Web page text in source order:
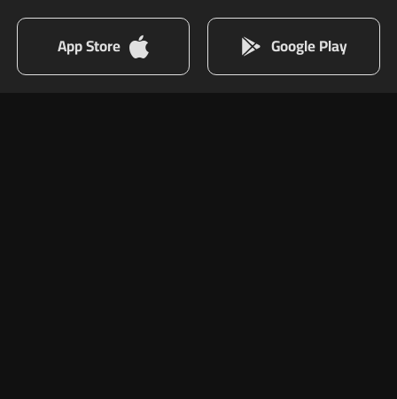
Google Play
App Store